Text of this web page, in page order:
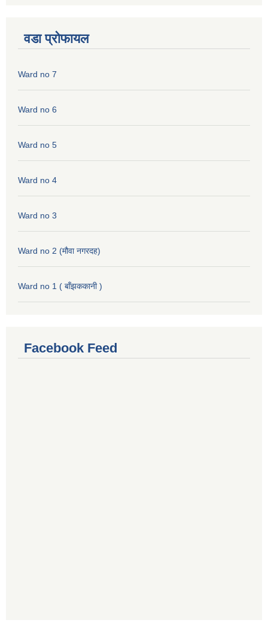
वडा प्रोफायल
Ward no 7
Ward no 6
Ward no 5
Ward no 4
Ward no 3
Ward no 2 (मौवा नगरदह)
Ward no 1 ( बाँझककानी )
Facebook Feed